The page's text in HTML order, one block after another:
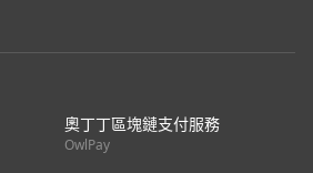
奧丁丁區塊鏈支付服務
OwlPay